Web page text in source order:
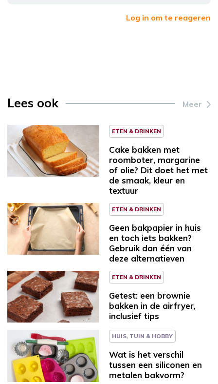
Log in om te reageren
Lees ook Meer
ETEN & DRINKEN
Cake bakken met
roomboter, margarine
of olie? Dit doet het met
de smaak, kleur en
textuur
ETEN & DRINKEN
Geen bakpapier in huis
en toch iets bakken?
Gebruik dan één van
deze alternatieven
ETEN & DRINKEN
Getest: een brownie
bakken in de airfryer,
inclusief tips
HUIS, TUIN & HOBBY
Wat is het verschil
tussen een siliconen en
metalen bakvorm?